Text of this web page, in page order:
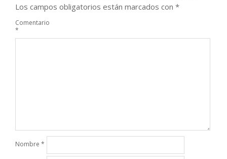
Los campos obligatorios están marcados con *
Comentario
*
Nombre *